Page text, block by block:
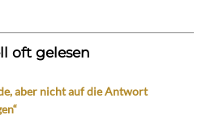
oft gelesen
aber nicht auf die Antwort